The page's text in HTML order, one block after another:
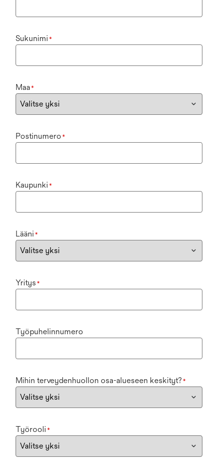
Sukunimi *
Maa *
Postinumero *
Kaupunki *
Lääni *
Yritys *
Työpuhelinnumero
Mihin terveydenhuollon osa-alueseen keskityt? *
Työrooli *